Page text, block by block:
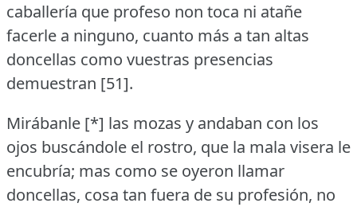
caballería que profeso non toca ni atañe
facerle a ninguno, cuanto más a tan altas
doncellas como vuestras presencias
demuestran [51].
Mirábanle [*] las mozas y andaban con los
ojos buscándole el rostro, que la mala visera le
encubría; mas como se oyeron llamar
doncellas, cosa tan fuera de su profesión, no